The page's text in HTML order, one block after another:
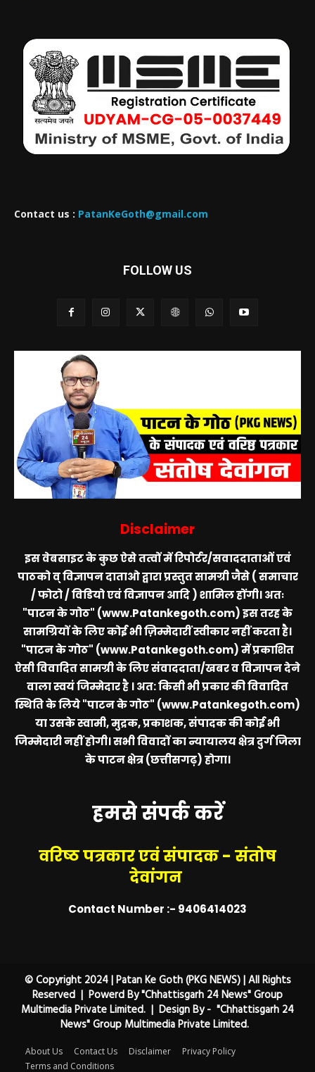
Contact us : PatanKeGoth@gmail.com
FOLLOW US
Disclaimer
इस वेबसाइट के कुछ ऐसे तत्वों में रिपोर्टर/सवाददाताओं एवं
पाठको व् विज्ञापन दाताओ द्वारा प्रस्तुत सामग्री जैसे ( समाचार
/ फोटो / विडियो एवं विज्ञापन आदि ) शामिल होंगी। अतः
"पाटन के गोठ" (www.Patankegoth.com)इस तरह के
सामग्रियों के लिए कोई भी ज़िम्मेदारीं स्वीकार नहीं करता है।
"पाटन के गोठ" (www.Patankegoth.com)में प्रकाशित
ऐसी विवादित सामग्री के लिए संवाददाता/खबर व विज्ञापन देने
वाला स्वयं जिम्मेदार है । अत: किसी भी प्रकार की विवादित
स्थिति के लिये"पाटन के गोठ" (www.Patankegoth.com)
या उसके स्वामी, मुद्रक, प्रकाशक, संपादक की कोई भी
जिम्मेदारी नहीं होगी। सभी विवादों का न्यायालय क्षेत्र दुर्ग जिला
के पाटन क्षेत्र (छत्तीसगढ़) होगा।
हमसे संपर्क करें
वरिष्ठ पत्रकार एवं संपादक - संतोष
देवांगन
Contact Number :- 9406414023
© Copyright 2024 | Patan Ke Goth (PKG NEWS) | All Rights
Reserved | Powerd By "Chhattisgarh 24 News" Group
Multimedia Private Limited. | Design By - "Chhattisgarh 24
News" Group Multimedia Private Limited.
About Us Contact Us Disclaimer
Privacy Policy
Terms and Conditions